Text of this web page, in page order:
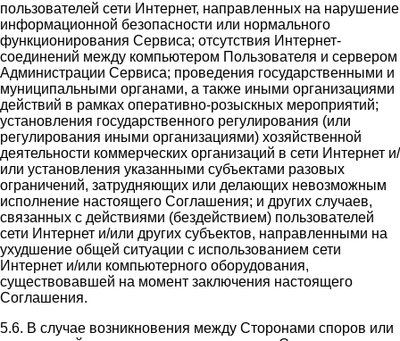
пользователей сети Интернет, направленных на нарушение
информационной безопасности или нормального
функционирования Сервиса; отсутствия Интернет-
соединений между компьютером Пользователя и сервером
Администрации Сервиса; проведения государственными и
муниципальными органами, а также иными организациями
действий в рамках оперативно-розыскных мероприятий;
установления государственного регулирования (или
регулирования иными организациями) хозяйственной
деятельности коммерческих организаций в сети Интернет и/
или установления указанными субъектами разовых
ограничений, затрудняющих или делающих невозможным
исполнение настоящего Соглашения; и других случаев,
связанных с действиями (бездействием) пользователей
сети Интернет и/или других субъектов, направленными на
ухудшение общей ситуации с использованием сети
Интернет и/или компьютерного оборудования,
существовавшей на момент заключения настоящего
Соглашения.
5.6. В случае возникновения между Сторонами споров или